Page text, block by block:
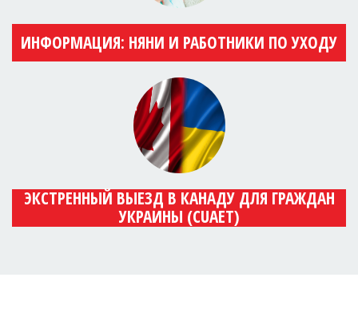
ИНФОРМАЦИЯ: НЯНИ И РАБОТНИКИ ПО УХОДУ
ЭКСТРЕННЫЙ ВЫЕЗД В КАНАДУ ДЛЯ ГРАЖДАН
УКРАИНЫ (CUAET)